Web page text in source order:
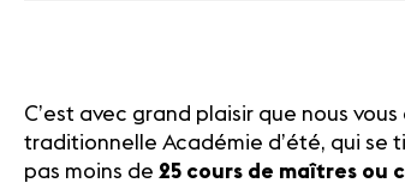
C’est avec grand plaisir que nous
traditionnelle Académie d’été, qui se
pas moins de 25 cours de maîtres ou